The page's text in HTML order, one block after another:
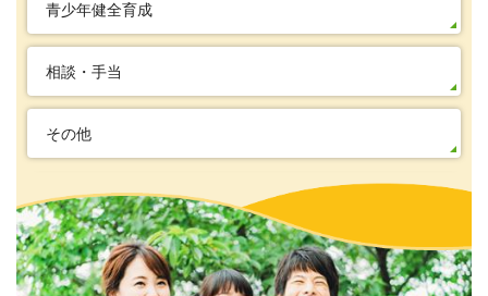
青少年健全育成
相談・手当
その他